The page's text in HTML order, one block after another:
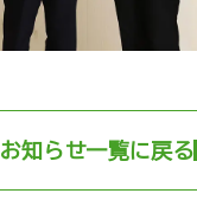
お知らせ一覧に戻る